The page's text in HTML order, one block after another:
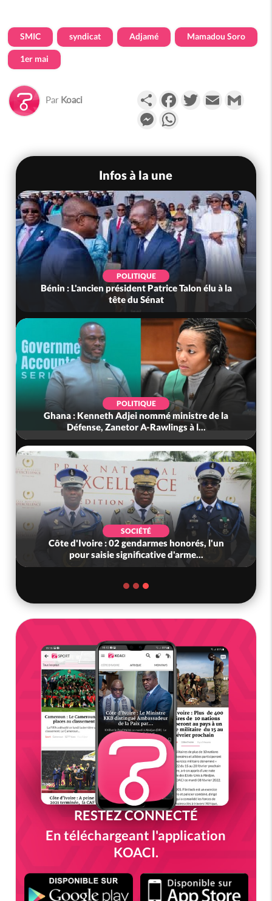
SMIC syndicat Adjamé Mamadou Soro
1er mai
Par Koaci PartagerFacebookTwitterEmail
Messenger
Infos à la une
POLITIQUE
Côte d'Ivoire : 66e anniversaire de
l'Indépendance, les Forces de Défense e...
SOCIÉTÉ
Côte d'Ivoire : Ouattara promet des sanctions
contre les déguerpissements i...
POLITIQUE
Cameroun : Décès à 86 ans de BAH Oumarou
Sanda pilier du conseil constituti...
RESTEZ CONNECTÉ
En téléchargeant l'application
KOACI.